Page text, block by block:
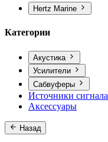
Hertz Marine
Категории
Акустика
Усилители
Сабвуферы
Источники сигнала
Аксессуары
Назад